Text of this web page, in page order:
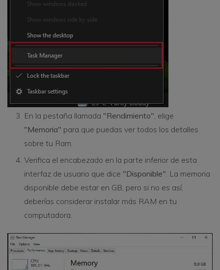
En la pestaña llamada "Rendimiento", elige
"Memoria" para que puedas ver todos los detalles
sobre tu Ram.
Verifica el encabezado en la parte inferior de esta
interfaz de usuario que dice "Disponible". La memoria
disponible debe estar en GB, pero si no es así,
deberías considerar instalar más RAM en tu
computadora.